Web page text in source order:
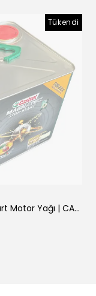
Tükendi
0W/30 10.5L Stop/Start Motor Yağı | CASTROL